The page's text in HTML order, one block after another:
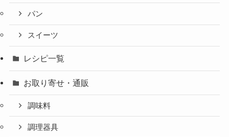
パン
スイーツ
レシピ一覧
お取り寄せ・通販
調味料
調理器具